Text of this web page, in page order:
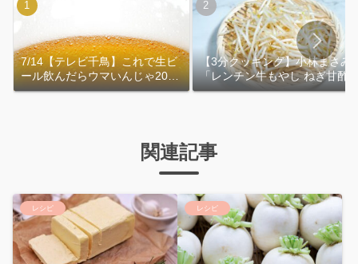
7/14【テレビ千鳥】これで生ビ
ール飲んだらウマいんじゃ2026
｜おおよその作り方
【3分クッキング】小林まさみ
「レンチン牛もやし ねぎ甘酢
れ」作り方
関連記事
レシピ レシピ